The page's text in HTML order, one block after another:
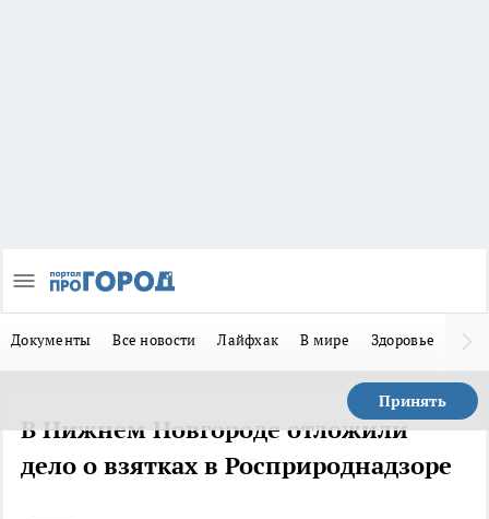
Документы Все новости Лайфхак В мире Здоровье
Принять
В Нижнем Новгороде отложили
дело о взятках в Росприроднадзоре